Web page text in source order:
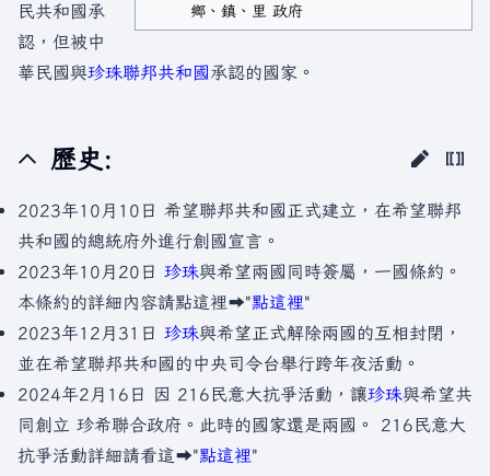
鄉、鎮、里 政府
民共和國承
認，但被中
華民國與珍珠聯邦共和國承認的國家。
歷史:
2023年10月10日 希望聯邦共和國正式建立，在希望聯邦
共和國的總統府外進行創國宣言。
2023年10月20日 珍珠與希望兩國同時簽屬，一國條約。
本條約的詳細內容請點這裡⮕"點這裡"
2023年12月31日 珍珠與希望正式解除兩國的互相封閉，
並在希望聯邦共和國的中央司令台舉行跨年夜活動。
2024年2月16日 因 216民意大抗爭活動，讓珍珠與希望共
同創立 珍希聯合政府。此時的國家還是兩國。 216民意大
抗爭活動詳細請看這⮕"點這裡"